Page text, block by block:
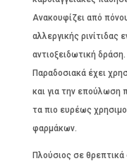
Ανακουφίζει από
αλλεργικής ρινίτιδας
αντιοξειδωτική δράση.
Παραδοσιακά έχει
και για την επούλωση
τα πιο ευρέως
φαρμάκων.
Πλούσιος σε